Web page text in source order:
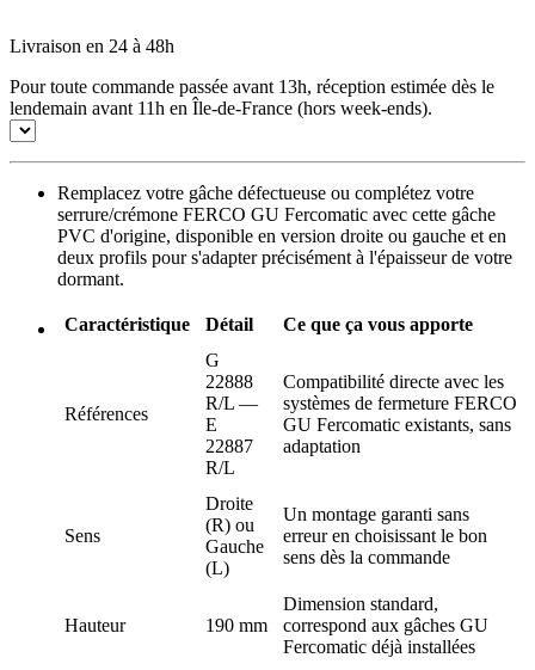
Livraison en 24 à 48h
Pour toute commande passée avant 13h, réception estimée dès le
lendemain avant 11h en Île-de-France (hors week-ends).
Remplacez votre gâche défectueuse ou complétez votre
serrure/crémone FERCO GU Fercomatic avec cette gâche
PVC d'origine, disponible en version droite ou gauche et en
deux profils pour s'adapter précisément à l'épaisseur de votre
dormant.
Caractéristique Détail Ce que ça vous apporte
Références
G
22888
R/L —
E
22887
R/L
Compatibilité directe avec les
systèmes de fermeture FERCO
GU Fercomatic existants, sans
adaptation
Sens
Droite
(R) ou
Gauche
(L)
Un montage garanti sans
erreur en choisissant le bon
sens dès la commande
Hauteur 190 mm
Dimension standard,
correspond aux gâches GU
Fercomatic déjà installées